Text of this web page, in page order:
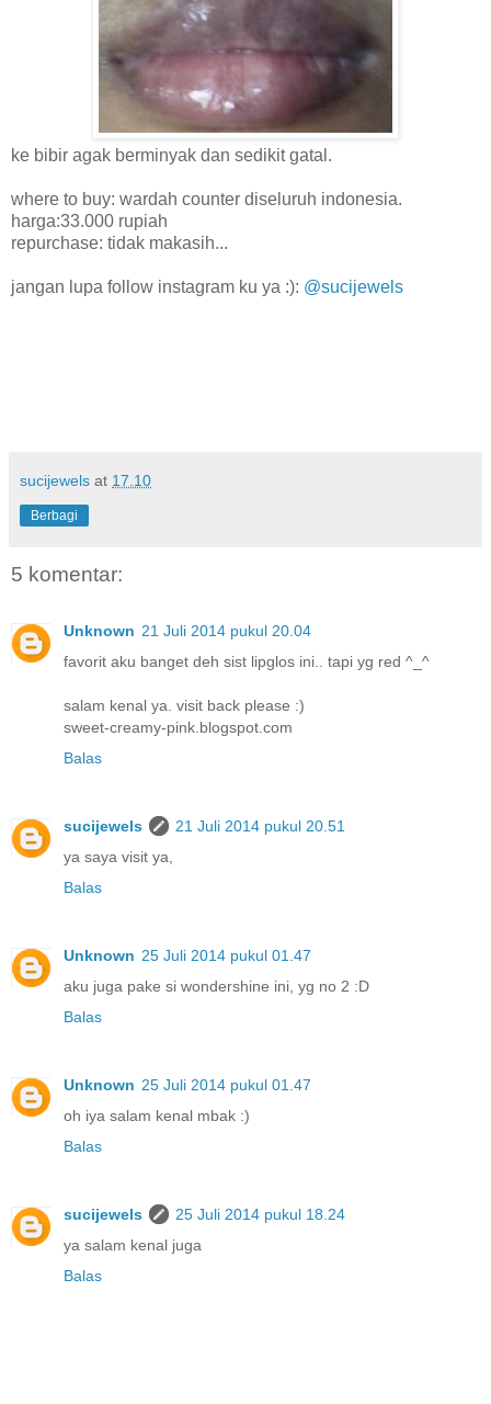
ke bibir agak berminyak dan sedikit gatal.
where to buy: wardah counter diseluruh indonesia.
harga:33.000 rupiah
repurchase: tidak makasih...
jangan lupa follow instagram ku ya :): @sucijewels
sucijewels at 17.10
Berbagi
5 komentar:
Unknown 21 Juli 2014 pukul 20.04
favorit aku banget deh sist lipglos ini.. tapi yg red ^_^
salam kenal ya. visit back please :)
sweet-creamy-pink.blogspot.com
Balas
sucijewels
21 Juli 2014 pukul 20.51
ya saya visit ya,
Balas
Unknown 25 Juli 2014 pukul 01.47
aku juga pake si wondershine ini, yg no 2 :D
Balas
Unknown 25 Juli 2014 pukul 01.47
oh iya salam kenal mbak :)
Balas
sucijewels
25 Juli 2014 pukul 18.24
ya salam kenal juga
Balas